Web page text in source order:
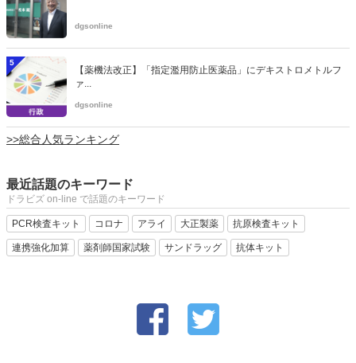
dgsonline
5
【薬機法改正】「指定濫用防止医薬品」にデキストロメトルフ
ァ...
dgsonline
>>総合人気ランキング
最近話題のキーワード
ドラビズ on-line で話題のキーワード
PCR検査キット コロナ アライ 大正製薬 抗原検査キット
連携強化加算 薬剤師国家試験 サンドラッグ 抗体キット